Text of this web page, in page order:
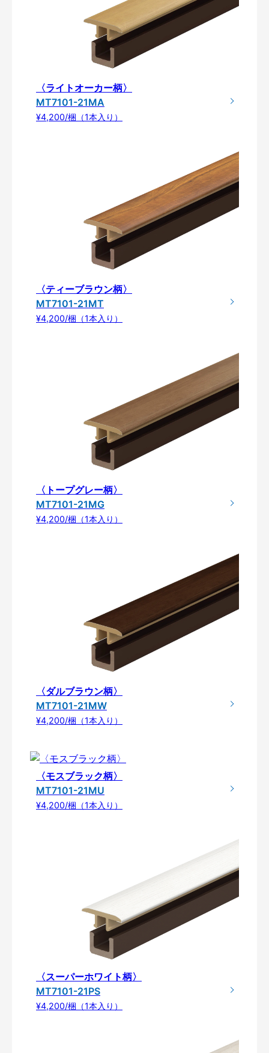
〈ライトオーカー柄〉
MT7101-21MA
¥4,200/梱（1本入り）
〈ティーブラウン柄〉
MT7101-21MT
¥4,200/梱（1本入り）
〈トープグレー柄〉
MT7101-21MG
¥4,200/梱（1本入り）
〈ダルブラウン柄〉
MT7101-21MW
¥4,200/梱（1本入り）
〈モスブラック柄〉
MT7101-21MU
¥4,200/梱（1本入り）
〈スーパーホワイト柄〉
MT7101-21PS
¥4,200/梱（1本入り）